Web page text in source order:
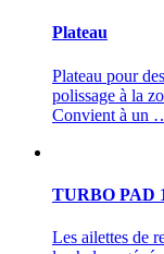
Plateau
Plateau pour
polissage à la
Convient à un
TURBO PAD
Les ailettes de